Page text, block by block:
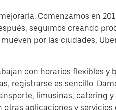
Comenzamos en
seguimos creando
por las ciudades,
con horarios flexibles y
registrarse es sencillo.
limusinas, catering
aplicaciones y